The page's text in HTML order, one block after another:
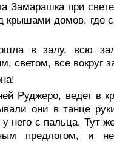
Замарашка при
крышами домов, где
в залу, всю
светом, все вокруг
Руджеро, ведет в
они в танце
у него с пальца. Тут
предлогом, и